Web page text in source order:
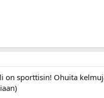
on sporttisin! Ohuita